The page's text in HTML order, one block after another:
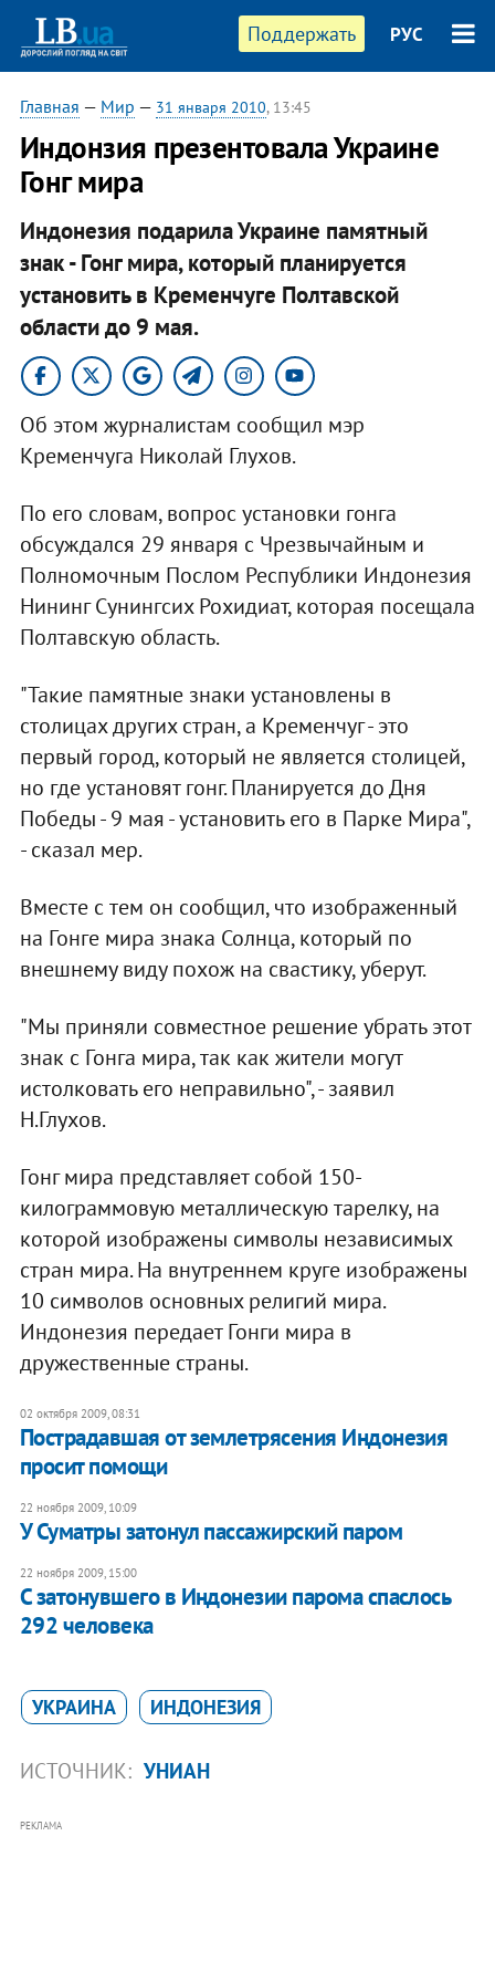
Поддержать РУС
Главная — Мир — 31 января 2010, 13:45
Индонзия презентовала Украине
Гонг мира
Индонезия подарила Украине памятный
знак - Гонг мира, который планируется
установить в Кременчуге Полтавской
области до 9 мая.
Об этом журналистам сообщил мэр
Кременчуга Николай Глухов.
По его словам, вопрос установки гонга
обсуждался 29 января с Чрезвычайным и
Полномочным Послом Республики Индонезия
Нининг Сунингсих Рохидиат, которая посещала
Полтавскую область.
"Такие памятные знаки установлены в
столицах других стран, а Кременчуг - это
первый город, который не является столицей,
но где установят гонг. Планируется до Дня
Победы - 9 мая - установить его в Парке Мира",
- сказал мер.
Вместе с тем он сообщил, что изображенный
на Гонге мира знака Солнца, который по
внешнему виду похож на свастику, уберут.
"Мы приняли совместное решение убрать этот
знак с Гонга мира, так как жители могут
истолковать его неправильно", - заявил
Н.Глухов.
Гонг мира представляет собой 150-
килограммовую металлическую тарелку, на
которой изображены символы независимых
стран мира. На внутреннем круге изображены
10 символов основных религий мира.
Индонезия передает Гонги мира в
дружественные страны.
02 октября 2009, 08:31
Пострадавшая от землетрясения Индонезия
просит помощи
22 ноября 2009, 10:09
У Суматры затонул пассажирский паром
22 ноября 2009, 15:00
С затонувшего в Индонезии парома спаслось
292 человека
УКРАИНА ИНДОНЕЗИЯ
ИСТОЧНИК: УНИАН
РЕКЛАМА